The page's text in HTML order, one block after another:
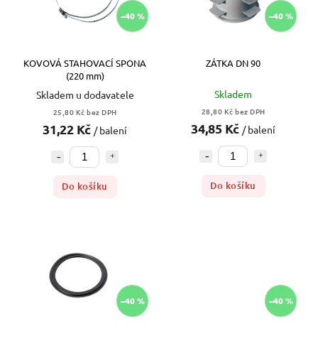
–40 %
KOVOVÁ STAHOVACÍ SPONA
(220 mm)
Skladem u dodavatele
25,80 Kč bez DPH
31,22 Kč / balení
Do košíku
–40 %
ZÁTKA DN 90
Skladem
28,80 Kč bez DPH
34,85 Kč / balení
Do košíku
–40 % –40 %